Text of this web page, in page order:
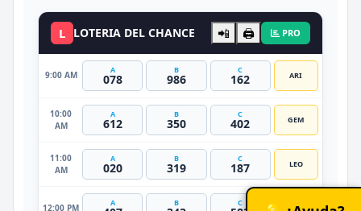
L LOTERIA DEL CHANCE 📲 🖨️ PRO
9:00 AM A
078
B
986
C
162 ARI
10:00
AM
A
612
B
350
C
402 GEM
11:00
AM
A
020
B
319
C
187 LEO
12:00 PM A B C
ESC